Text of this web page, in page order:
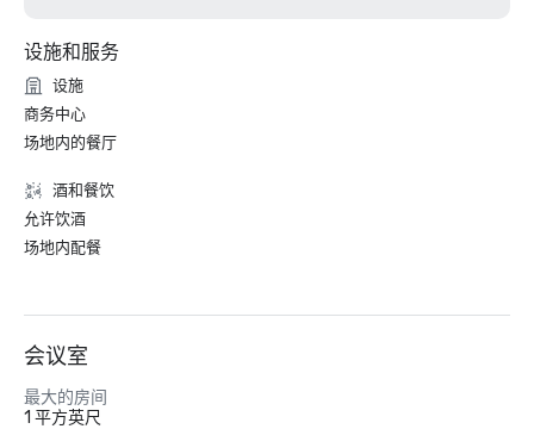
设施和服务
设施
商务中心
场地内的餐厅
酒和餐饮
允许饮酒
场地内配餐
会议室
最大的房间
1 平方英尺